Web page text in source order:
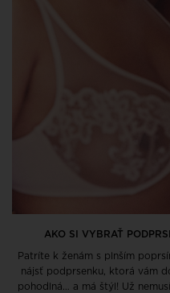
AKO SI VYBRAŤ
Patríte k ženám s plnším
nájsť podprsenku, ktorá vám
pohodlná… a má štýl! Už